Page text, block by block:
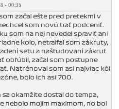
- 00:35
začal ešte pred pretekmi v
som novú trať podceniť.
som na nej nevedel spraviť ani
kolo, netraifal som zákruty,
setu a naštudovaní zákrut
obľúbil, začal som postupne
Natrénoval som asi najviac kôl
bolo ich asi 700.
sa okamžite dostal do tempa,
nebolo mojim maximom, no bol